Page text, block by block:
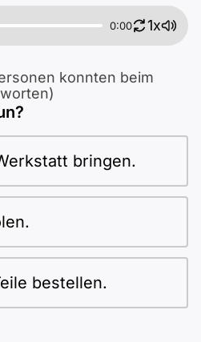
0:00 1x
konnten beim
bringen.
bestellen.